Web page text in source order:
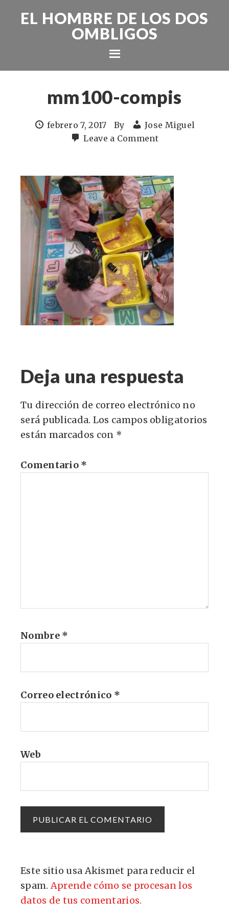
EL HOMBRE DE LOS DOS
OMBLIGOS
mm100-compis
febrero 7, 2017 By
Jose Miguel
Leave a Comment
Deja una respuesta
Tu dirección de correo electrónico no
será publicada. Los campos obligatorios
están marcados con *
Comentario *
Nombre *
Correo electrónico *
Web
Este sitio usa Akismet para reducir el
spam.Aprende cómo se procesan los
datos de tus comentarios.